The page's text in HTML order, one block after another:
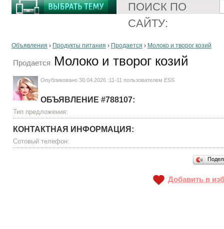
ПОИСК ПО
САЙТУ:
Объявления › Продукты питания › Продается › Молоко и творог козий
Продается Молоко и творог козий
Опубликовано 30.04.2026 :11-11 пользователем ESS
ОБЪЯВЛЕНИЕ #788107:
Тип предложения:
КОНТАКТНАЯ ИНФОРМАЦИЯ:
Сотовый телефон:
Добавить в